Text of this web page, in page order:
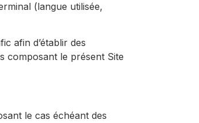
(langue utilisée,
afin d’établir des
composant le présent Site
le cas échéant des